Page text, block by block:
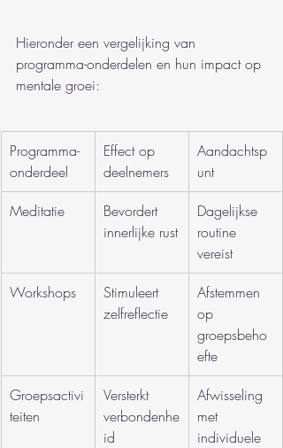
Hieronder een vergelijking van
programma-onderdelen en hun impact op
mentale groei:
Programma-
onderdeel
Effect op
deelnemers
Aandachtsp
unt
Meditatie
Bevordert
innerlijke rust
Dagelijkse
routine
vereist
Workshops
Stimuleert
zelfreflectie
Afstemmen
op
groepsbeho
efte
Groepsactivi
teiten
Versterkt
verbondenhe
id
Afwisseling
met
individuele